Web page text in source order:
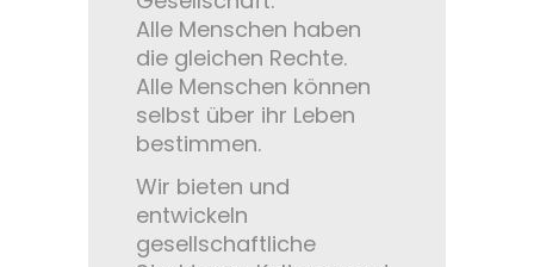
Graustufen
Alle Menschen haben
die gleichen Rechte.
Alle Menschen können
selbst über ihr Leben
bestimmen.
Wir bieten und
entwickeln
gesellschaftliche